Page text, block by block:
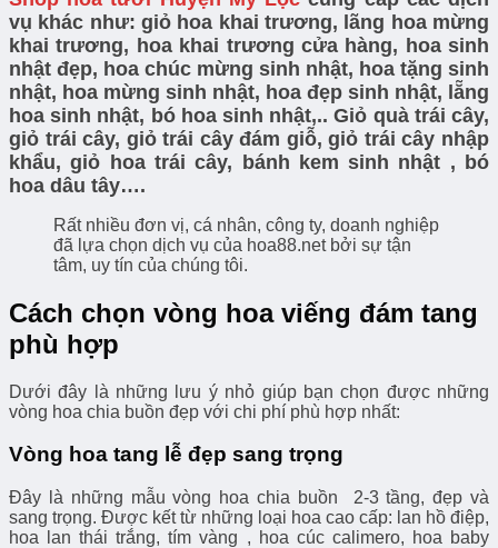
vụ khác như: giỏ hoa khai trương, lãng hoa mừng
khai trương, hoa khai trương cửa hàng, hoa sinh
nhật đẹp, hoa chúc mừng sinh nhật, hoa tặng sinh
nhật, hoa mừng sinh nhật, hoa đẹp sinh nhật, lẵng
hoa sinh nhật, bó hoa sinh nhật,.. Giỏ quà trái cây,
giỏ trái cây, giỏ trái cây đám giỗ, giỏ trái cây nhập
khẩu, giỏ hoa trái cây, bánh kem sinh nhật , bó
hoa dâu tây….
Rất nhiều đơn vị, cá nhân, công ty, doanh nghiệp
đã lựa chọn dịch vụ của hoa88.net bởi sự tận
tâm, uy tín của chúng tôi.
Cách chọn vòng hoa viếng đám tang
phù hợp
Dưới đây là những lưu ý nhỏ giúp bạn chọn được những
vòng hoa chia buồn đẹp với chi phí phù hợp nhất:
Vòng hoa tang lễ đẹp sang trọng
Đây là những mẫu vòng hoa chia buồn 2-3 tầng, đẹp và
sang trọng. Được kết từ những loại hoa cao cấp: lan hồ điệp,
hoa lan thái trắng, tím vàng , hoa cúc calimero, hoa baby